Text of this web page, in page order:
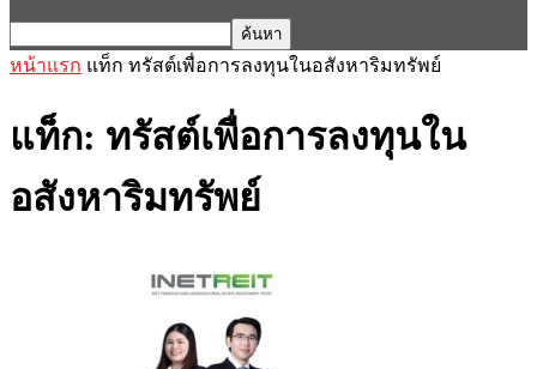
หน้าแรก แท็ก ทรัสต์เพื่อการลงทุนในอสังหาริมทรัพย์
แท็ก: ทรัสต์เพื่อการลงทุนใน
อสังหาริมทรัพย์